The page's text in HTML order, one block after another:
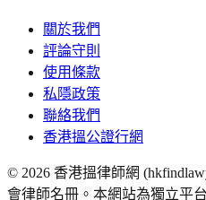
關於我們
評論守則
使用條款
私隱政策
聯絡我們
香港搵公證行網
© 2026 香港搵律師網
會律師名冊。本網站為獨立平